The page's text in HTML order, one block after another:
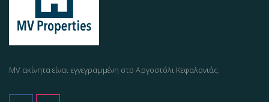
MV ακίνητα είναι εγγεγραμμένη στο Αργοστόλι Κεφαλονιάς.